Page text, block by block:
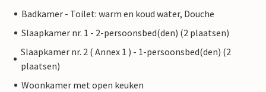
Badkamer - Toilet: warm en koud water, Douche
Slaapkamer nr. 1 - 2-persoonsbed(den) (2 plaatsen)
Slaapkamer nr. 2 ( Annex 1 ) - 1-persoonsbed(den) (2
plaatsen)
Woonkamer met open keuken